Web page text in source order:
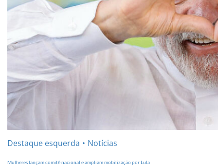
Destaque esquerda Notícias
Mulheres lançam comitê nacional e ampliam mobilização por Lula